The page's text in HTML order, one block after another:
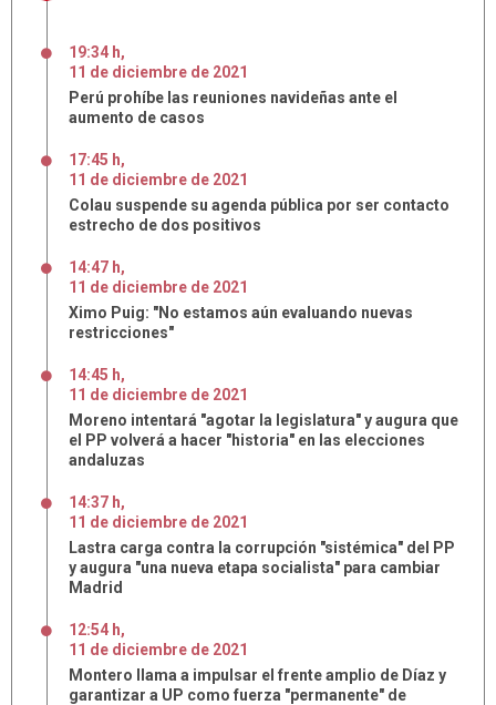
19:34 h,
11 de diciembre de 2021
Perú prohíbe las reuniones navideñas ante el
aumento de casos
17:45 h,
11 de diciembre de 2021
Colau suspende su agenda pública por ser contacto
estrecho de dos positivos
14:47 h,
11 de diciembre de 2021
Ximo Puig: "No estamos aún evaluando nuevas
restricciones"
14:45 h,
11 de diciembre de 2021
Moreno intentará "agotar la legislatura" y augura que
el PP volverá a hacer "historia" en las elecciones
andaluzas
14:37 h,
11 de diciembre de 2021
Lastra carga contra la corrupción "sistémica" del PP
y augura "una nueva etapa socialista" para cambiar
Madrid
12:54 h,
11 de diciembre de 2021
Montero llama a impulsar el frente amplio de Díaz y
garantizar a UP como fuerza "permanente" de